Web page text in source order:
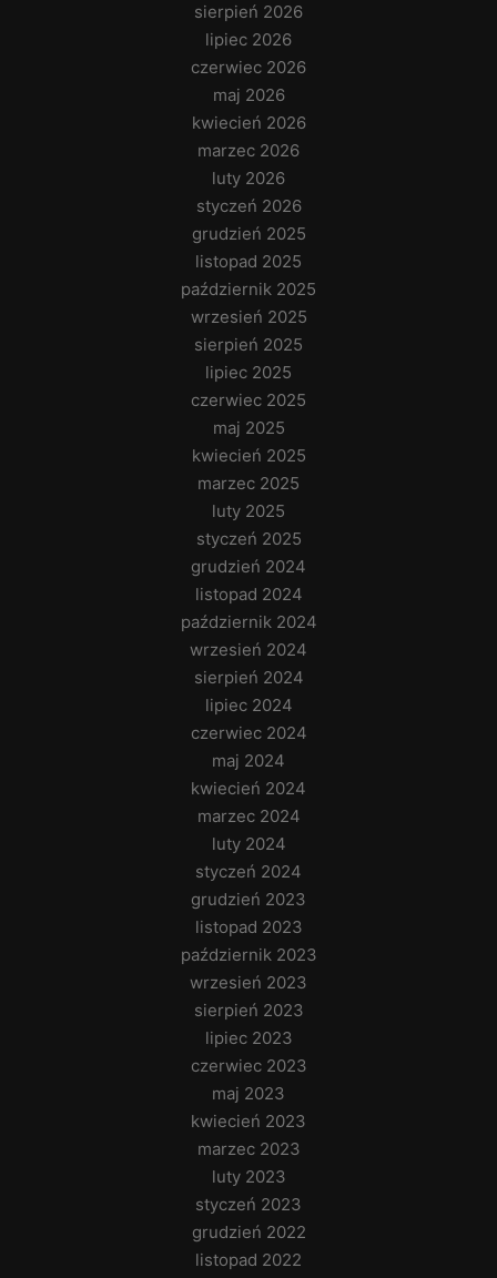
sierpień 2026
lipiec 2026
czerwiec 2026
maj 2026
kwiecień 2026
marzec 2026
luty 2026
styczeń 2026
grudzień 2025
listopad 2025
październik 2025
wrzesień 2025
sierpień 2025
lipiec 2025
czerwiec 2025
maj 2025
kwiecień 2025
marzec 2025
luty 2025
styczeń 2025
grudzień 2024
listopad 2024
październik 2024
wrzesień 2024
sierpień 2024
lipiec 2024
czerwiec 2024
maj 2024
kwiecień 2024
marzec 2024
luty 2024
styczeń 2024
grudzień 2023
listopad 2023
październik 2023
wrzesień 2023
sierpień 2023
lipiec 2023
czerwiec 2023
maj 2023
kwiecień 2023
marzec 2023
luty 2023
styczeń 2023
grudzień 2022
listopad 2022